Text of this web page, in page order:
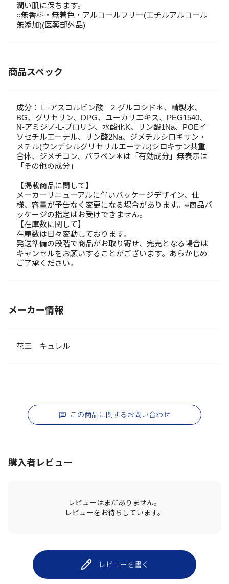
潤い肌に保ちます。
○無香料・無着色・アルコールフリー(エチルアルコール
無添加)(医薬部外品)
商品スペック
成分：Ｌ-アスコルビン酸 2-グルコシド＊、精製水、
BG、グリセリン、DPG、ユーカリエキス、PEG1540、
N-アミジノ-L-プロリン、水酸化K、リン酸1Na、POEイ
ソセチルエーテル、リン酸2Na、ジメチルシロキサン・
メチル(ウンデシルグリセリルエーテル)シロキサン共重
合体、ジメチコン、パラベン＊は「有効成分」無表示は
「その他の成分」
【掲載商品に関して】
メーカーリニューアルに伴いパッケージデザイン、仕
様、容量が予告なく変更になる場合があります。※商品パ
ッケージの指定はお受けできません。
【在庫数に関して】
在庫数は日々変動しております。
発送準備の段階で商品がお取り寄せ、完売となる場合は
キャンセルをお願いすることがございます。あらかじめ
ご了承ください。
メーカー情報
花王 キュレル
この商品に関するお問い合わせ
購入者レビュー
レビューはまだありません。
レビューをお待ちしています。
レビューを書く